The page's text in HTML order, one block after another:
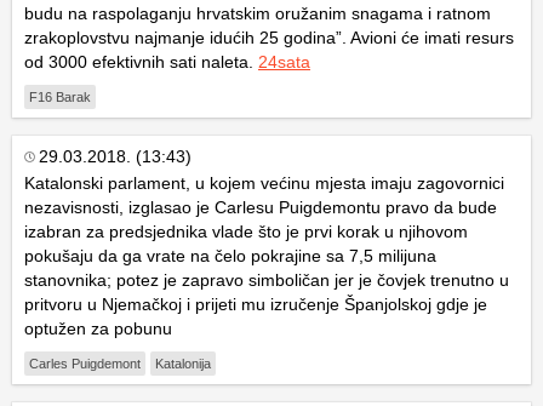
budu na raspolaganju hrvatskim oružanim snagama i ratnom
zrakoplovstvu najmanje idućih 25 godina”. Avioni će imati resurs
od 3000 efektivnih sati naleta. 24sata
F16 Barak
29.03.2018. (13:43)
Katalonski parlament, u kojem većinu mjesta imaju zagovornici
nezavisnosti, izglasao je Carlesu Puigdemontu pravo da bude
izabran za predsjednika vlade što je prvi korak u njihovom
pokušaju da ga vrate na čelo pokrajine sa 7,5 milijuna
stanovnika; potez je zapravo simboličan jer je čovjek trenutno u
pritvoru u Njemačkoj i prijeti mu izručenje Španjolskoj gdje je
optužen za pobunu
Carles Puigdemont Katalonija